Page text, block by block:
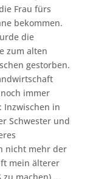
Frau fürs
bekommen.
die
zum alten
gestorben.
immer
Inzwischen in
Schwester und
nicht mehr der
mein älterer